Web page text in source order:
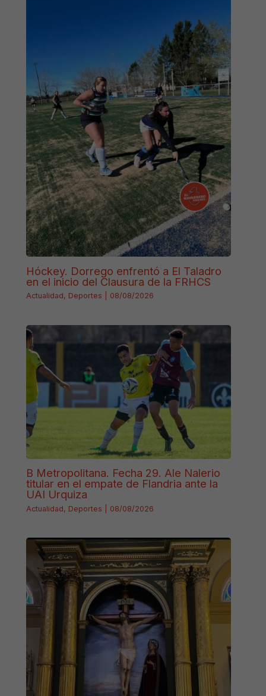
Hóckey. Dorrego enfrentó a El Taladro
en el inicio del Clausura de la FRHCS
Actualidad, Deportes 08/08/2026
B Metropolitana. Fecha 29. Ale Nalerio
titular en el empate de Flandria ante la
UAI Urquiza
Actualidad, Deportes 08/08/2026